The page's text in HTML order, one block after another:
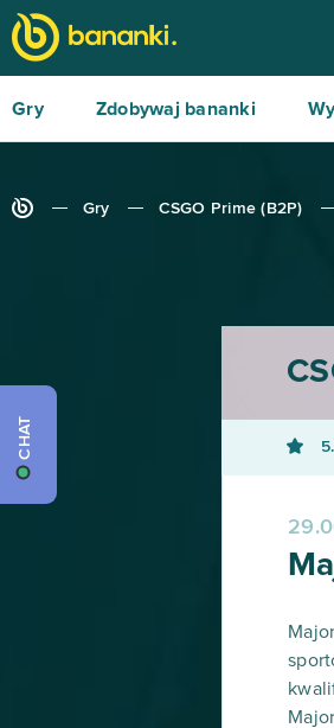
Gry Zdobywaj bananki
Gry CSGO Prime (B2P)
CHAT